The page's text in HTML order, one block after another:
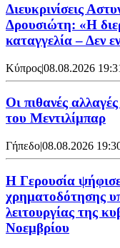
Διευκρινίσεις
Δρουσιώτη: «Η
καταγγελία – Δεν
Κύπρος|08.08.2026
Οι πιθανές
του Μεντιλίμπαρ
Γήπεδο|08.08.2026
Η Γερουσία
χρηματοδότησης
λειτουργίας της
Νοεμβρίου